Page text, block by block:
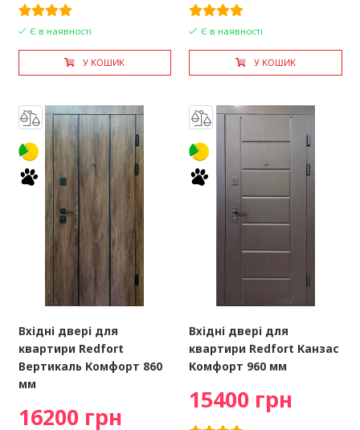
Є в наявності
У КОШИК
Є в наявності
У КОШИК
Вхідні двері для
квартири Redfort
Вертикаль Комфорт 860
мм
16200 грн
Вхідні двері для
квартири Redfort Канзас
Комфорт 960 мм
15400 грн